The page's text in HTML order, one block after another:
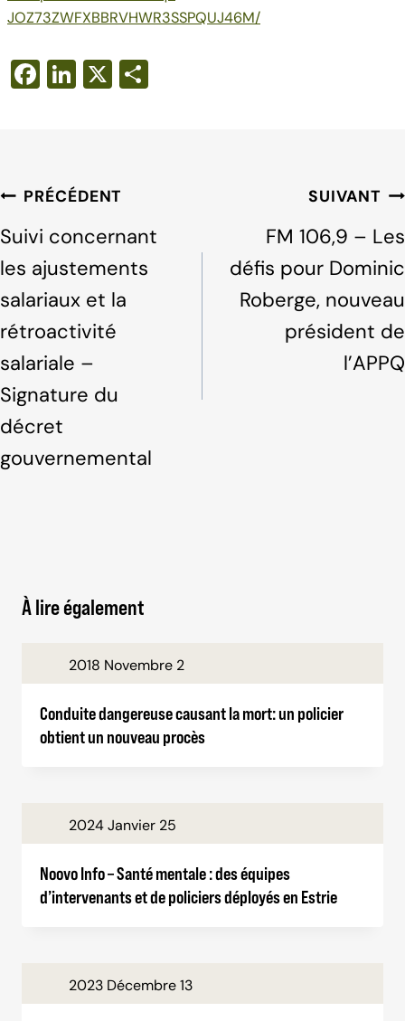
JOZ73ZWFXBBRVHWR3SSPQUJ46M/
F
b
o
o
k
Li
dI
X
Navigation
l'article
PRÉCÉDENT
Suivi concernant
les ajustements
salariaux et la
rétroactivité
salariale –
Signature du
décret
gouvernemental
SUIVANT
FM 106,9 – Les
défis pour Dominic
Roberge, nouveau
président de
l’APPQ
À lire également
2018 Novembre 2
Conduite dangereuse causant la mort: un policier
obtient un nouveau procès
2024 Janvier 25
Noovo Info – Santé mentale : des équipes
d’intervenants et de policiers déployés en Estrie
2023 Décembre 13